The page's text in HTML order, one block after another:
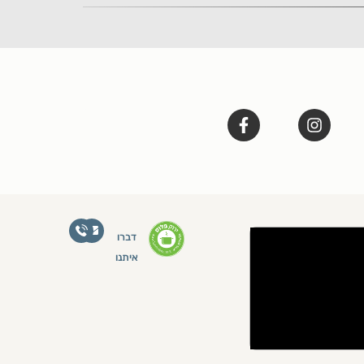
דברו
איתנו